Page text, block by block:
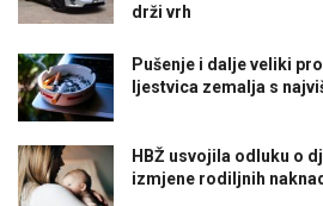
drži vrh
Pušenje i dalje veliki
ljestvica zemalja s
HBŽ usvojila odluku o
izmjene rodiljnih